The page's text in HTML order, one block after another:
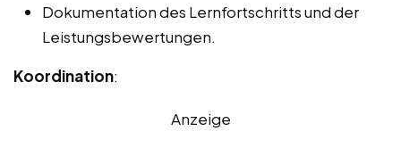
Dokumentation des Lernfortschritts und der
Leistungsbewertungen.
Koordination:
Anzeige